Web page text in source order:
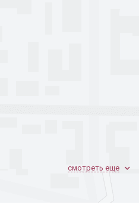
смотреть еще